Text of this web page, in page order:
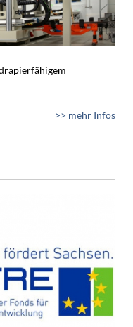
>> mehr Infos